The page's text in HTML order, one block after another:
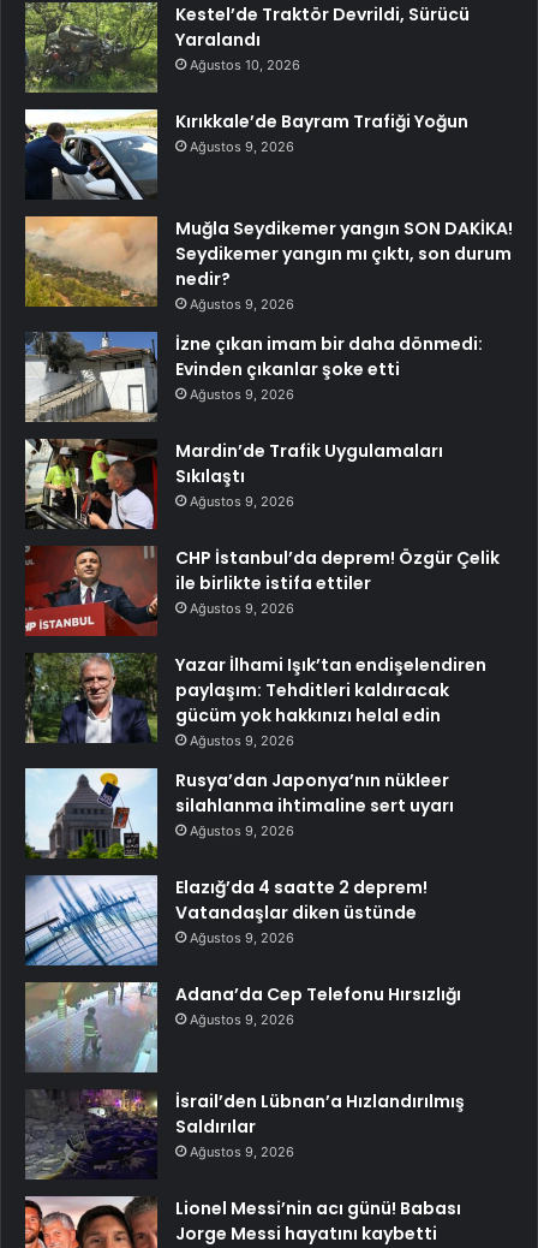
Kestel’de Traktör Devrildi, Sürücü
Yaralandı
Ağustos 10, 2026
Kırıkkale’de Bayram Trafiği Yoğun
Ağustos 9, 2026
Muğla Seydikemer yangın SON DAKİKA!
Seydikemer yangın mı çıktı, son durum
nedir?
Ağustos 9, 2026
İzne çıkan imam bir daha dönmedi:
Evinden çıkanlar şoke etti
Ağustos 9, 2026
Mardin’de Trafik Uygulamaları
Sıkılaştı
Ağustos 9, 2026
CHP İstanbul’da deprem! Özgür Çelik
ile birlikte istifa ettiler
Ağustos 9, 2026
Yazar İlhami Işık’tan endişelendiren
paylaşım: Tehditleri kaldıracak
gücüm yok hakkınızı helal edin
Ağustos 9, 2026
Rusya’dan Japonya’nın nükleer
silahlanma ihtimaline sert uyarı
Ağustos 9, 2026
Elazığ’da 4 saatte 2 deprem!
Vatandaşlar diken üstünde
Ağustos 9, 2026
Adana’da Cep Telefonu Hırsızlığı
Ağustos 9, 2026
İsrail’den Lübnan’a Hızlandırılmış
Saldırılar
Ağustos 9, 2026
Lionel Messi’nin acı günü! Babası
Jorge Messi hayatını kaybetti